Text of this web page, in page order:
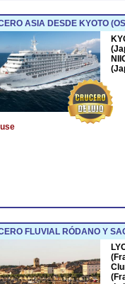
ASIA DESDE KYOTO
FLUVIAL RÓDANO Y